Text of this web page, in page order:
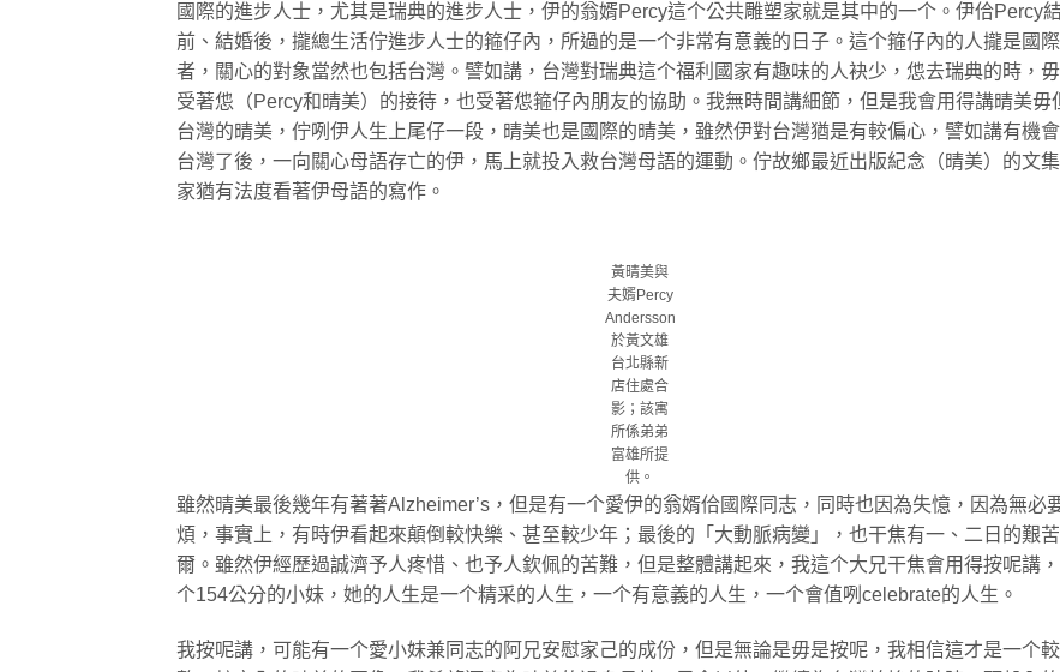
國際的進步人士，尤其是瑞典的進步人士，伊的翁婿Percy這个公共雕塑家就是其中的一个。伊佮Percy
前、結婚後，攏總生活佇進步人士的箍仔內，所過的是一个非常有意義的日子。這个箍仔內的人攏是國
者，關心的對象當然也包括台灣。譬如講，台灣對瑞典這个福利國家有趣味的人袂少，怹去瑞典的時，
受著怹（Percy和晴美）的接待，也受著怹箍仔內朋友的協助。我無時間講細節，但是我會用得講晴美毋
台灣的晴美，佇咧伊人生上尾仔一段，晴美也是國際的晴美，雖然伊對台灣猶是有較偏心，譬如講有機
台灣了後，一向關心母語存亡的伊，馬上就投入救台灣母語的運動。佇故鄉最近出版紀念（晴美）的文
家猶有法度看著伊母語的寫作。
黃晴美與
夫婿Percy
Andersson
於黃文雄
台北縣新
店住處合
影；該寓
所係弟弟
富雄所提
供。
雖然晴美最後幾年有著著Alzheimer’s，但是有一个愛伊的翁婿佮國際同志，同時也因為失憶，因為無必
煩，事實上，有時伊看起來顛倒較快樂、甚至較少年；最後的「大動脈病變」，也干焦有一、二日的艱
爾。雖然伊經歷過誠濟予人疼惜、也予人欽佩的苦難，但是整體講起來，我這个大兄干焦會用得按呢講
个154公分的小妹，她的人生是一个精采的人生，一个有意義的人生，一个會值咧celebrate的人生。
我按呢講，可能有一个愛小妹兼同志的阿兄安慰家己的成份，但是無論是毋是按呢，我相信這才是一个